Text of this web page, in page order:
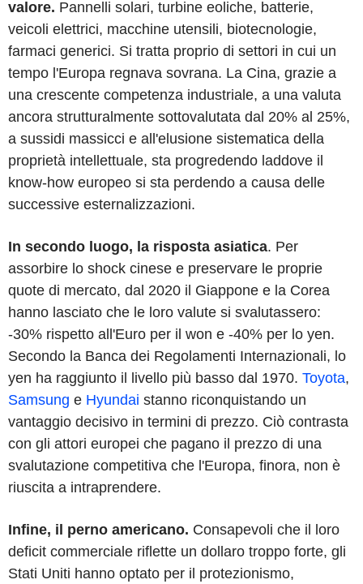
valore. Pannelli solari, turbine eoliche, batterie,
veicoli elettrici, macchine utensili, biotecnologie,
farmaci generici. Si tratta proprio di settori in cui un
tempo l'Europa regnava sovrana. La Cina, grazie a
una crescente competenza industriale, a una valuta
ancora strutturalmente sottovalutata dal 20% al 25%,
a sussidi massicci e all'elusione sistematica della
proprietà intellettuale, sta progredendo laddove il
know-how europeo si sta perdendo a causa delle
successive esternalizzazioni.
In secondo luogo, la risposta asiatica. Per
assorbire lo shock cinese e preservare le proprie
quote di mercato, dal 2020 il Giappone e la Corea
hanno lasciato che le loro valute si svalutassero:
-30% rispetto all'Euro per il won e -40% per lo yen.
Secondo la Banca dei Regolamenti Internazionali, lo
yen ha raggiunto il livello più basso dal 1970. Toyota,
Samsung e Hyundai stanno riconquistando un
vantaggio decisivo in termini di prezzo. Ciò contrasta
con gli attori europei che pagano il prezzo di una
svalutazione competitiva che l'Europa, finora, non è
riuscita a intraprendere.
Infine, il perno americano. Consapevoli che il loro
deficit commerciale riflette un dollaro troppo forte, gli
Stati Uniti hanno optato per il protezionismo,